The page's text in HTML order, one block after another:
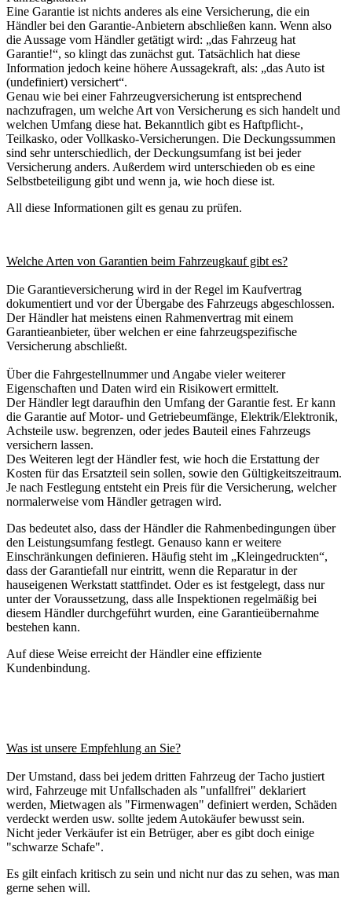
Eine Garantie ist nichts anderes als eine Versicherung, die ein
Händler bei den Garantie-Anbietern abschließen kann. Wenn also
die Aussage vom Händler getätigt wird: „das Fahrzeug hat
Garantie!“, so klingt das zunächst gut. Tatsächlich hat diese
Information jedoch keine höhere Aussagekraft, als: „das Auto ist
(undefiniert) versichert“.
Genau wie bei einer Fahrzeugversicherung ist entsprechend
nachzufragen, um welche Art von Versicherung es sich handelt und
welchen Umfang diese hat. Bekanntlich gibt es Haftpflicht-,
Teilkasko, oder Vollkasko-Versicherungen. Die Deckungssummen
sind sehr unterschiedlich, der Deckungsumfang ist bei jeder
Versicherung anders. Außerdem wird unterschieden ob es eine
Selbstbeteiligung gibt und wenn ja, wie hoch diese ist.
All diese Informationen gilt es genau zu prüfen.
Welche Arten von Garantien beim Fahrzeugkauf gibt es?
Die Garantieversicherung wird in der Regel im Kaufvertrag
dokumentiert und vor der Übergabe des Fahrzeugs abgeschlossen.
Der Händler hat meistens einen Rahmenvertrag mit einem
Garantieanbieter, über welchen er eine fahrzeugspezifische
Versicherung abschließt.
Über die Fahrgestellnummer und Angabe vieler weiterer
Eigenschaften und Daten wird ein Risikowert ermittelt.
Der Händler legt daraufhin den Umfang der Garantie fest. Er kann
die Garantie auf Motor- und Getriebeumfänge, Elektrik/Elektronik,
Achsteile usw. begrenzen, oder jedes Bauteil eines Fahrzeugs
versichern lassen.
Des Weiteren legt der Händler fest, wie hoch die Erstattung der
Kosten für das Ersatzteil sein sollen, sowie den Gültigkeitszeitraum.
Je nach Festlegung entsteht ein Preis für die Versicherung, welcher
normalerweise vom Händler getragen wird.
Das bedeutet also, dass der Händler die Rahmenbedingungen über
den Leistungsumfang festlegt. Genauso kann er weitere
Einschränkungen definieren. Häufig steht im „Kleingedruckten“,
dass der Garantiefall nur eintritt, wenn die Reparatur in der
hauseigenen Werkstatt stattfindet. Oder es ist festgelegt, dass nur
unter der Voraussetzung, dass alle Inspektionen regelmäßig bei
diesem Händler durchgeführt wurden, eine Garantieübernahme
bestehen kann.
Auf diese Weise erreicht der Händler eine effiziente
Kundenbindung.
Was ist unsere Empfehlung an Sie?
Der Umstand, dass bei jedem dritten Fahrzeug der Tacho justiert
wird, Fahrzeuge mit Unfallschaden als "unfallfrei" deklariert
werden, Mietwagen als "Firmenwagen" definiert werden, Schäden
verdeckt werden usw. sollte jedem Autokäufer bewusst sein.
Nicht jeder Verkäufer ist ein Betrüger, aber es gibt doch einige
"schwarze Schafe".
Es gilt einfach kritisch zu sein und nicht nur das zu sehen, was man
gerne sehen will.